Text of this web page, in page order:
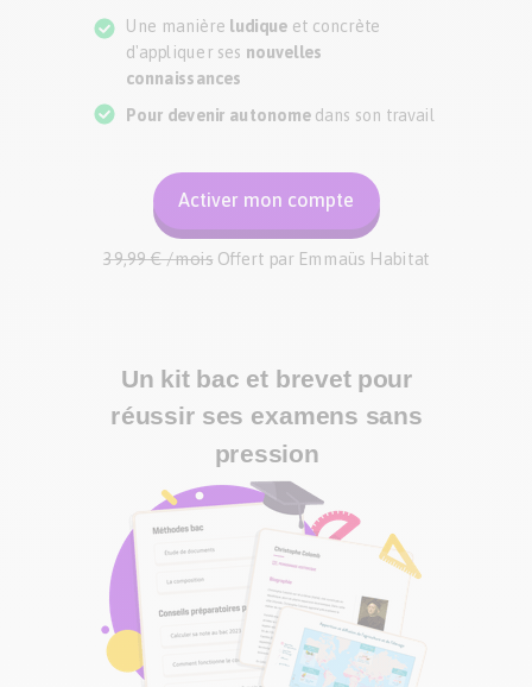
Activer mon compte
Une manière ludiqueet concrète
d'appliquer ses nouvelles
connaissances
Pour devenir autonomedans son travail
39,99 € /moisOffert par Emmaüs Habitat
Un kit bac et brevet pour
réussir ses examens sans
pression